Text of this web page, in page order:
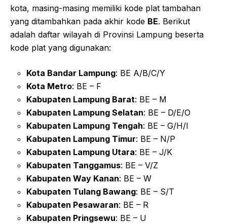
kota, masing-masing memiliki kode plat tambahan
yang ditambahkan pada akhir kode BE. Berikut
adalah daftar wilayah di Provinsi Lampung beserta
kode plat yang digunakan:
Kota Bandar Lampung: BE A/B/C/Y
Kota Metro: BE – F
Kabupaten Lampung Barat: BE – M
Kabupaten Lampung Selatan: BE – D/E/O
Kabupaten Lampung Tengah: BE – G/H/I
Kabupaten Lampung Timur: BE – N/P
Kabupaten Lampung Utara: BE – J/K
Kabupaten Tanggamus: BE – V/Z
Kabupaten Way Kanan: BE – W
Kabupaten Tulang Bawang: BE – S/T
Kabupaten Pesawaran: BE – R
Kabupaten Pringsewu: BE – U